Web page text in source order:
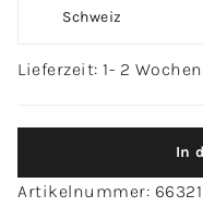
Schweiz
Lieferzeit: 1- 2 Wochen
In
Artikelnummer: 66321